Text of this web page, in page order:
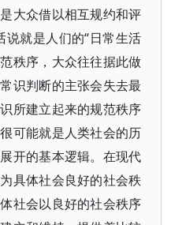
大众借以相互规约和评
说就是人们的“日常生活
秩序，大众往往据此做
识判断的主张会失去最
所建立起来的规范秩序
可能就是人类社会的历
开的基本逻辑。在现代
具体社会良好的社会秩
社会以良好的社会秩序